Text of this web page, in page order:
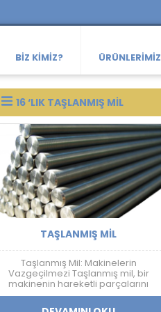
BIZ KIMIZ? ÜRÜNLERIMIZ
16 ‘LIK TAŞLANMIŞ MIL
TAŞLANMIŞ MIL
Taşlanmış Mil: Makinelerin
Vazgeçilmezi Taşlanmış mil, bir
makinenin hareketli parçalarını
birbirine bağlayan, aşınmaya ve
yıpranmaya dayanıklı bir